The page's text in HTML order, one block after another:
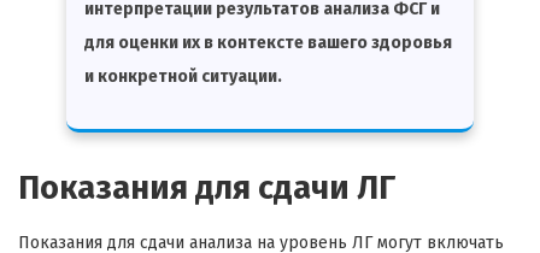
интерпретации результатов анализа ФСГ и
для оценки их в контексте вашего здоровья
и конкретной ситуации.
Показания для сдачи ЛГ
Показания для сдачи анализа на уровень ЛГ могут включать